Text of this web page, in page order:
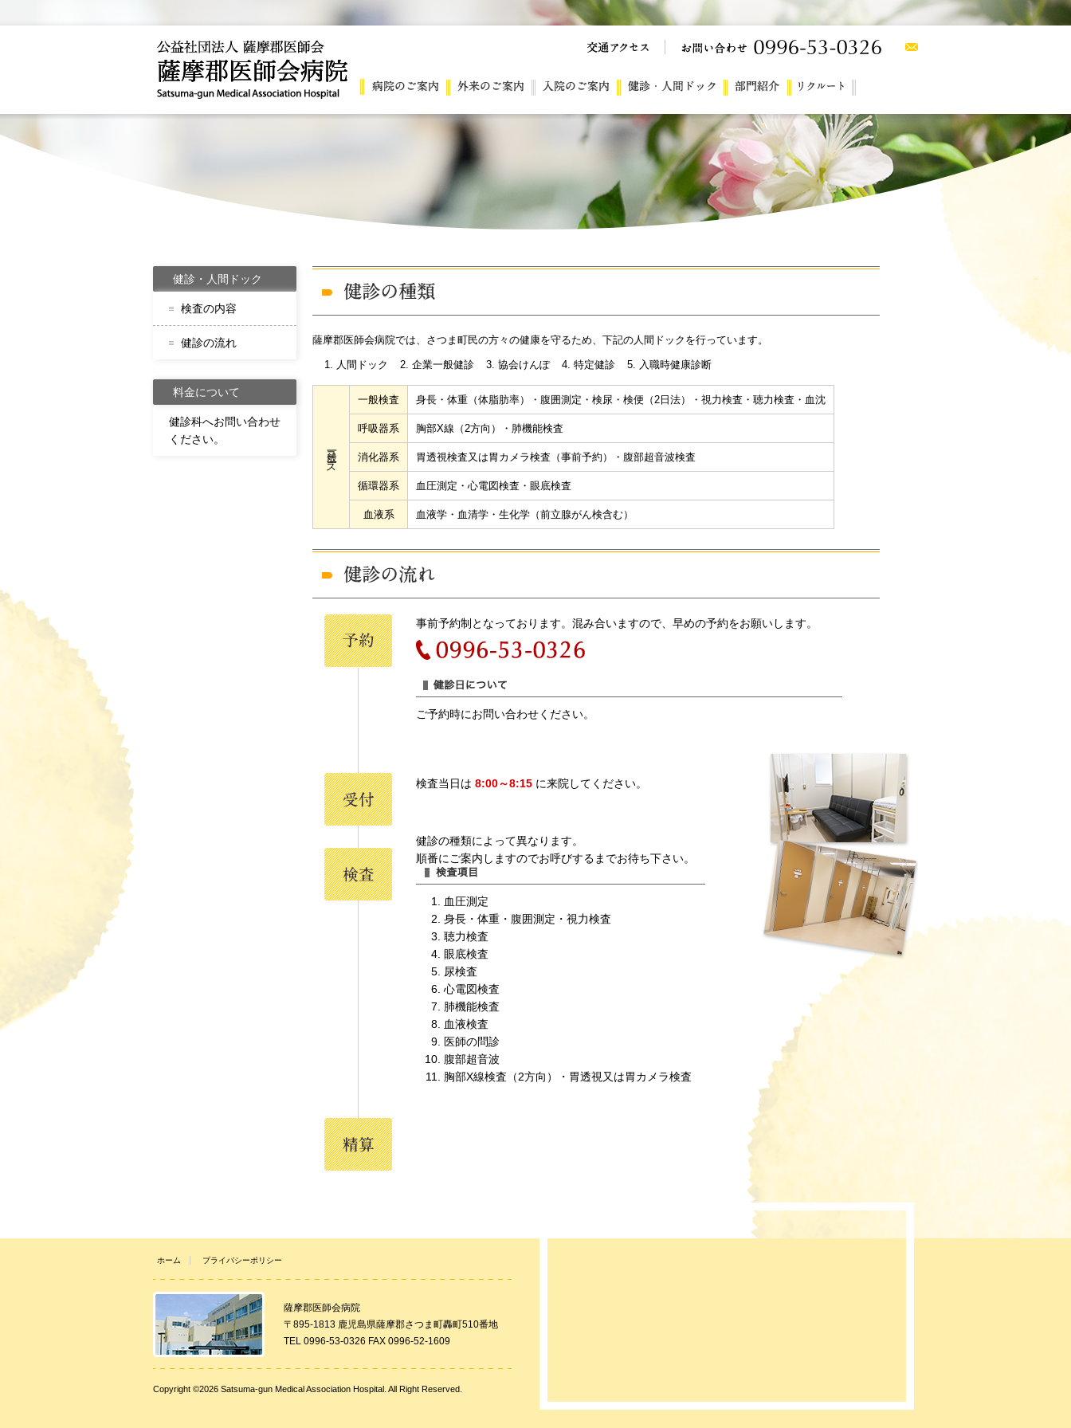
健診・人間ドック
検査の内容
健診の流れ
料金について
健診科へお問い合わせ
ください。
薩摩郡医師会病院では、さつま町民の方々の健康を守るため、下記の人間ドックを行っています。
人間ドック 企業一般健診 協会けんぽ 特定健診 入職時健康診断
一般コース
一般検査 身長・体重（体脂肪率）・腹囲測定・検尿・検便（2日法）・視力検査・聴力検査・血沈
呼吸器系 胸部X線（2方向）・肺機能検査
消化器系 胃透視検査又は胃カメラ検査（事前予約）・腹部超音波検査
循環器系 血圧測定・心電図検査・眼底検査
血液系 血液学・血清学・生化学（前立腺がん検含む）
事前予約制となっております。混み合いますので、早めの予約をお願いします。
ご予約時にお問い合わせください。
検査当日は 8:00～8:15 に来院してください。
健診の種類によって異なります。
順番にご案内しますのでお呼びするまでお待ち下さい。
血圧測定
身長・体重・腹囲測定・視力検査
聴力検査
眼底検査
尿検査
心電図検査
肺機能検査
血液検査
医師の問診
腹部超音波
胸部X線検査（2方向）・胃透視又は胃カメラ検査
ホーム プライバシーポリシー
薩摩郡医師会病院
〒895-1813 鹿児島県薩摩郡さつま町轟町510番地
TEL 0996-53-0326 FAX 0996-52-1609
Copyright ©2026 Satsuma-gun Medical Association Hospital. All Right Reserved.